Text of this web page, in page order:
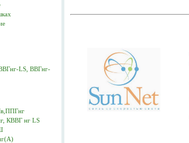
LS, ВВГнг-
КВВГ нг LS